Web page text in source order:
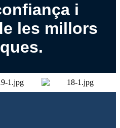
i
les millors